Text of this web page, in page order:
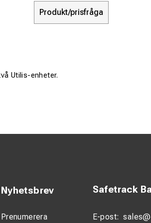
Produkt/prisfråga
Utilis-enheter.
Nyhetsbrev
Prenumerera
Safetrack
E-post: